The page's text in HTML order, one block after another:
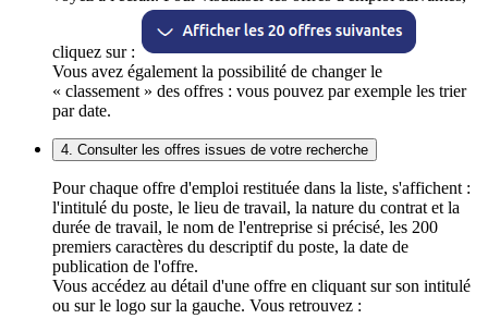
cliquez sur :
Vous avez également la possibilité de changer le
« classement » des offres : vous pouvez par exemple les trier
par date.
4. Consulter les offres issues de votre recherche
Pour chaque offre d'emploi restituée dans la liste, s'affichent :
l'intitulé du poste, le lieu de travail, la nature du contrat et la
durée de travail, le nom de l'entreprise si précisé, les 200
premiers caractères du descriptif du poste, la date de
publication de l'offre.
Vous accédez au détail d'une offre en cliquant sur son intitulé
ou sur le logo sur la gauche. Vous retrouvez :